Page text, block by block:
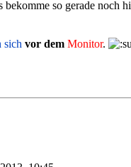
bekomme so gerade noch
sich vor dem Monitor.